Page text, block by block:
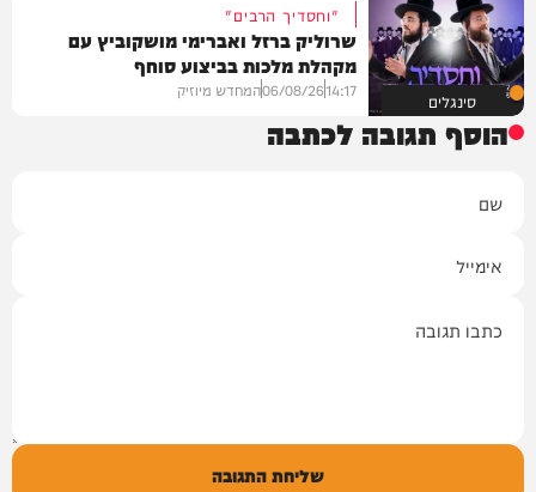
סינגלים
"וחסדיך הרבים"
שרוליק ברזל ואברימי מושקוביץ עם
מקהלת מלכות בביצוע סוחף
14:17
06/08/26המחדש מיוזיק
הוסף תגובה לכתבה
שליחת התגובה